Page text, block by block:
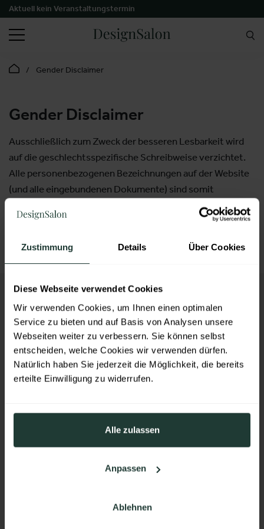
Zustimmung Details Über Cookies
Diese Webseite verwendet Cookies
Wir verwenden Cookies, um Ihnen einen optimalen
Service zu bieten und auf Basis von Analysen unsere
Webseiten weiter zu verbessern. Sie können selbst
entscheiden, welche Cookies wir verwenden dürfen.
Natürlich haben Sie jederzeit die Möglichkeit, die bereits
erteilte Einwilligung zu widerrufen.
Alle zulassen
Anpassen
Ablehnen
Aktuell kein Veranstaltungstermin
SUCHEN
Gender Disclaimer
Gender Disclaimer
Ausschließlich zum Zweck der besseren Lesbarkeit wird
auf die geschlechtsspezifische Schreibweise verzichtet.
Alle personenbezogenen Bezeichnungen auf der Website
(und alle eingebundenen Dokumente) sind somit
geschlechtsneutral zu verstehen. Die verkürzte
Sprachform hat rein redaktionelle Gründe und beinhaltet
KONTAKT
Messezentrum Salzburg GmbH
Tel:+43 662 24 04 0
Fax: +43 662 24 04 20
Mail:designsalon@mzs.at
Am Messezentrum 1
Österreich
ZU DEN ANFAHRTSINFOS